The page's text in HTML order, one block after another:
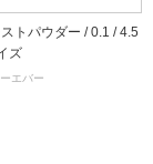
トパウダー / 0.1 / 4.5
ズ
エバー